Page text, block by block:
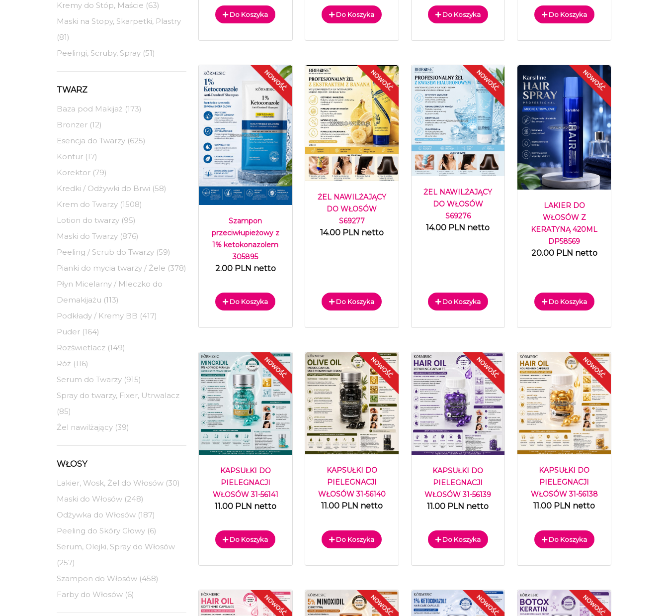
Kremy do Stóp, Maście (63)
Maski na Stopy, Skarpetki, Plastry
(81)
Peelingi, Scruby, Spray (51)
TWARZ
Baza pod Makijaż (173)
Bronzer (12)
Esencja do Twarzy (625)
Kontur (17)
Korektor (79)
Kredki / Odżywki do Brwi (58)
Krem do Twarzy (1508)
Lotion do twarzy (95)
Maski do Twarzy (876)
Peeling / Scrub do Twarzy (59)
Pianki do mycia twarzy / Żele (378)
Płyn Micelarny / Mleczko do
Demakijażu (113)
Podkłady / Kremy BB (417)
Puder (164)
Rozświetlacz (149)
Róż (116)
Serum do Twarzy (915)
Spray do twarzy, Fixer, Utrwalacz
(85)
Żel nawilżający (39)
WŁOSY
Lakier, Wosk, Żel do Włosów (30)
Maski do Włosów (248)
Odżywka do Włosów (187)
Peeling do Skóry Głowy (6)
Serum, Olejki, Spray do Włosów
(257)
Szampon do Włosów (458)
Farby do Włosów (6)
Do Koszyka Do Koszyka Do Koszyka Do Koszyka
Szampon
przeciwłupieżowy z
1% ketokonazolem
305895
2.00 PLN netto
Do Koszyka
ŻEL NAWILŻAJĄCY
DO WŁOSÓW
S69277
14.00 PLN netto
Do Koszyka
ŻEL NAWILŻAJĄCY
DO WŁOSÓW
S69276
14.00 PLN netto
Do Koszyka
LAKIER DO
WŁOSÓW Z
KERATYNĄ 420ML
DP58569
20.00 PLN netto
Do Koszyka
KAPSUŁKI DO
PIELEGNACJI
WŁOSÓW 31-56141
11.00 PLN netto
Do Koszyka
KAPSUŁKI DO
PIELEGNACJI
WŁOSÓW 31-56140
11.00 PLN netto
Do Koszyka
KAPSUŁKI DO
PIELEGNACJI
WŁOSÓW 31-56139
11.00 PLN netto
Do Koszyka
KAPSUŁKI DO
PIELEGNACJI
WŁOSÓW 31-56138
11.00 PLN netto
Do Koszyka